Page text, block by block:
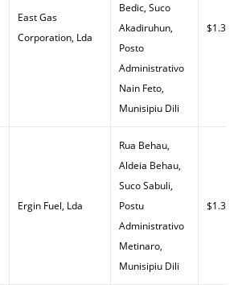
East Gas
Corporation, Lda
Bedic, Suco
Akadiruhun,
Posto
Administrativo
Nain Feto,
Munisipiu Dili
$1.32
Ergin Fuel, Lda
Rua Behau,
Aldeia Behau,
Suco Sabuli,
Postu
Administrativo
Metinaro,
Munisipiu Dili
$1.33